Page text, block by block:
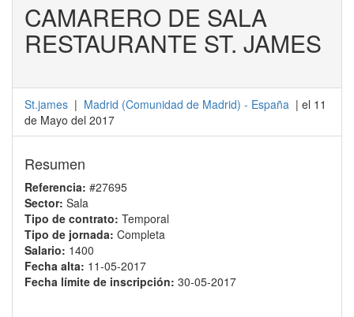
CAMARERO DE SALA
RESTAURANTE ST. JAMES
St.james | Madrid (Comunidad de Madrid) - España | el 11
de Mayo del 2017
Resumen
Referencia: #27695
Sector: Sala
Tipo de contrato: Temporal
Tipo de jornada: Completa
Salario: 1400
Fecha alta: 11-05-2017
Fecha límite de inscripción: 30-05-2017